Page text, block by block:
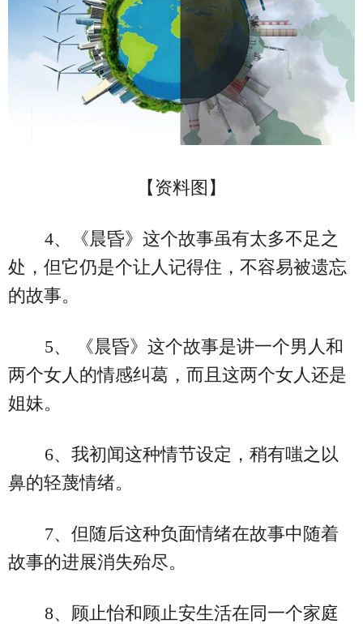
【资料图】
4、《晨昏》这个故事虽有太多不足之
处，但它仍是个让人记得住，不容易被遗忘
的故事。
5、 《晨昏》这个故事是讲一个男人和
两个女人的情感纠葛，而且这两个女人还是
姐妹。
6、我初闻这种情节设定，稍有嗤之以
鼻的轻蔑情绪。
7、但随后这种负面情绪在故事中随着
故事的进展消失殆尽。
8、顾止怡和顾止安生活在同一个家庭